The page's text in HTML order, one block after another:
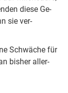
die­se Ge­
sie ver­
Schwä­che für
bis­her al­ler­